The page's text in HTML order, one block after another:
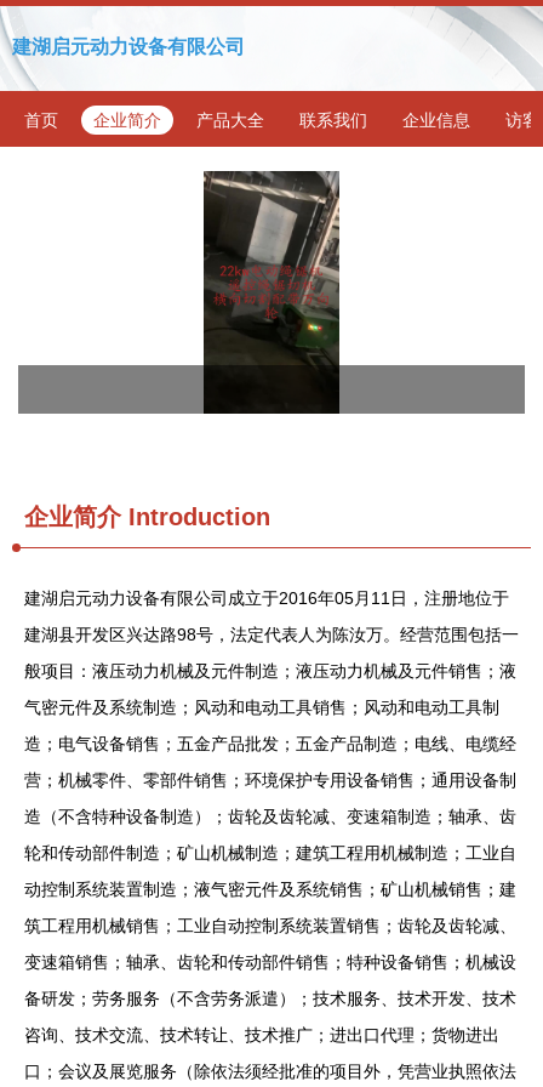
建湖启元动力设备有限公司
首页 企业简介 产品大全 联系我们 企业信息 访客
企业简介 Introduction
建湖启元动力设备有限公司成立于2016年05月11日，注册地位于
建湖县开发区兴达路98号，法定代表人为陈汝万。经营范围包括一
般项目：液压动力机械及元件制造；液压动力机械及元件销售；液
气密元件及系统制造；风动和电动工具销售；风动和电动工具制
造；电气设备销售；五金产品批发；五金产品制造；电线、电缆经
营；机械零件、零部件销售；环境保护专用设备销售；通用设备制
造（不含特种设备制造）；齿轮及齿轮减、变速箱制造；轴承、齿
轮和传动部件制造；矿山机械制造；建筑工程用机械制造；工业自
动控制系统装置制造；液气密元件及系统销售；矿山机械销售；建
筑工程用机械销售；工业自动控制系统装置销售；齿轮及齿轮减、
变速箱销售；轴承、齿轮和传动部件销售；特种设备销售；机械设
备研发；劳务服务（不含劳务派遣）；技术服务、技术开发、技术
咨询、技术交流、技术转让、技术推广；进出口代理；货物进出
口；会议及展览服务（除依法须经批准的项目外，凭营业执照依法